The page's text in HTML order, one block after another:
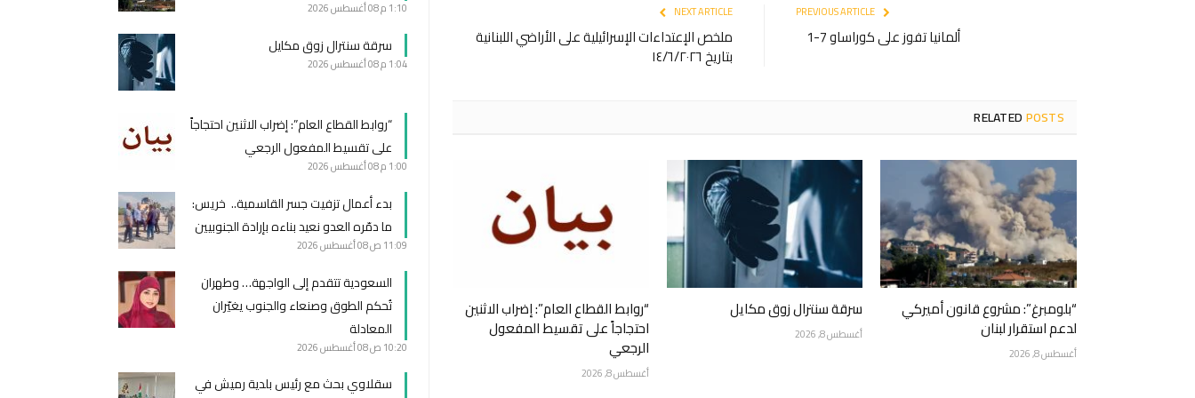
ألمانيا تفوز على كوراساو 7-1
NEXT ARTICLE
ملخص الإعتداءات الإسرائيلية على الأراضي اللبنانية
بتاريخ ١٤/٦/٢٠٢٦
RELATEDPOSTS
“بلومبرغ”: مشروع قانون أميركي
لدعم استقرار لبنان
أغسطس 8, 2026
سرقة سنترال زوق مكايل
أغسطس 8, 2026
“روابط القطاع العام”: إضراب الاثنين
احتجاجاً على تقسيط المفعول
الرجعي
أغسطس 8, 2026
1:10 م 08 أغسطس 2026
سرقة سنترال زوق مكايل
1:04 م 08 أغسطس 2026
“روابط القطاع العام”: إضراب الاثنين احتجاجاً
على تقسيط المفعول الرجعي
1:00 م 08 أغسطس 2026
بدء أعمال تزفيت جسر القاسمية.. خريس:
ما دمّره العدو نعيد بناءه بإرادة الجنوبيين
11:09 ص 08 أغسطس 2026
السعودية تتقدم إلى الواجهة… وطهران
تُحكم الطوق وصنعاء والجنوب يغيّران
المعادلة
10:20 ص 08 أغسطس 2026
سقلاوي بحث مع رئيس بلدية رميش في